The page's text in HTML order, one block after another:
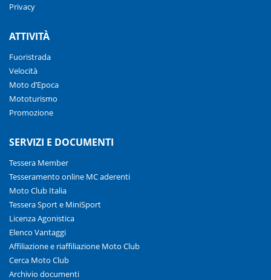
Privacy
ATTIVITÀ
Fuoristrada
Velocità
Moto d’Epoca
Mototurismo
Promozione
SERVIZI E DOCUMENTI
Tessera Member
Tesseramento online MC aderenti
Moto Club Italia
Tessera Sport e MiniSport
Licenza Agonistica
Elenco Vantaggi
Affiliazione e riaffiliazione Moto Club
Cerca Moto Club
Archivio documenti